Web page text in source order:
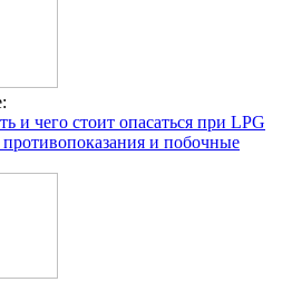
и чего стоит опасаться при LPG
и побочные